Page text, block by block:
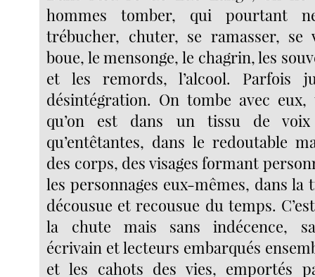
hommes tomber, qui pourtant
trébucher, chuter, se ramasser, se
boue, le mensonge, le chagrin, les
et les remords, l’alcool. Parfois
désintégration. On tombe avec
qu’on est dans un tissu de voix
qu’entêtantes, dans le redoutable
des corps, des visages formant
les personnages eux-mêmes, dans la
décousue et recousue du temps.
la chute mais sans indécence,
écrivain et lecteurs embarqués
et les cahots des vies, emportés